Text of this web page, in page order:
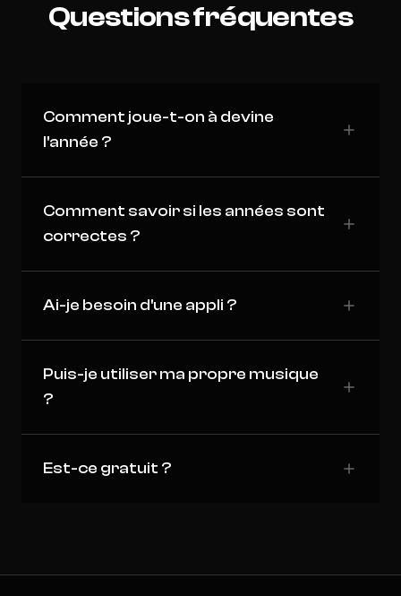
Questions fréquentes
Comment joue-t-on à devine
l'année ?
Comment savoir si les années sont
correctes ?
Ai-je besoin d'une appli ?
Puis-je utiliser ma propre musique
?
Est-ce gratuit ?